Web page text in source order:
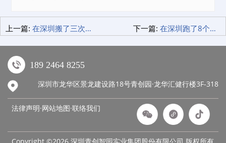
上一篇: 在深圳搬了三次家才懂：这3家租赁公寓藏着年轻人的秘密 下一篇: 在深圳跑了8个家居城后，我在这家发现了省钱秘诀
189 2464 8255
深圳市龙华区景龙建设路18号青创园·龙华汇健行楼3F-318
法律声明·网站地图·联络我们
Copyright ©2026 深圳青创智园实业集团股份有限公司 版权所有